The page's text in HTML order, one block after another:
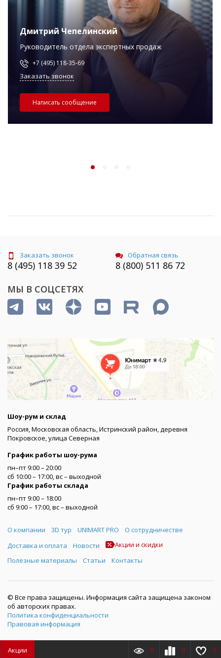
Дмитрий Чепелинский
Руководитель отдела экспертных продаж
+7 (495) 118-35-69
Заказать звонок
Написать сообщение
Заказать звонок
8 (495) 118 39 52
Обратная связь
8 (800) 511 86 72
МЫ В СОЦСЕТЯХ
Шоу-рум и склад
Россия, Московская область, Истринский район, деревня
Покровское, улица Северная
График работы шоу-рума
пн–пт 9:00 – 20:00
сб 10:00 – 17:00, вс – выходной
График работы склада
пн–пт 9:00 – 18:00
сб 9:00 – 17:00, вс – выходной
Меню
О компании 3D тур UNIMART PRO
О сотрудничестве
Доставка и оплата
Новости
Акции и скидки
Полезные материалы
Статьи Контакты
© Все права защищены. Информация сайта защищена законом
об авторских правах.
Политика конфиденциальности
Правовая информация
Акции 0 0 0